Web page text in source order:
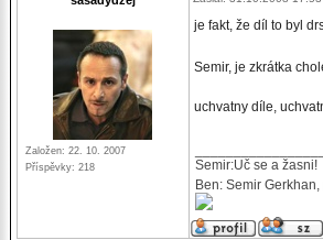
Založen: 22. 10. 2007
Příspěvky: 218
je fakt, že díl to byl
Semir, je zkrátka
uchvatny díle,
Semir:Uč se a žasni!
Ben: Semir